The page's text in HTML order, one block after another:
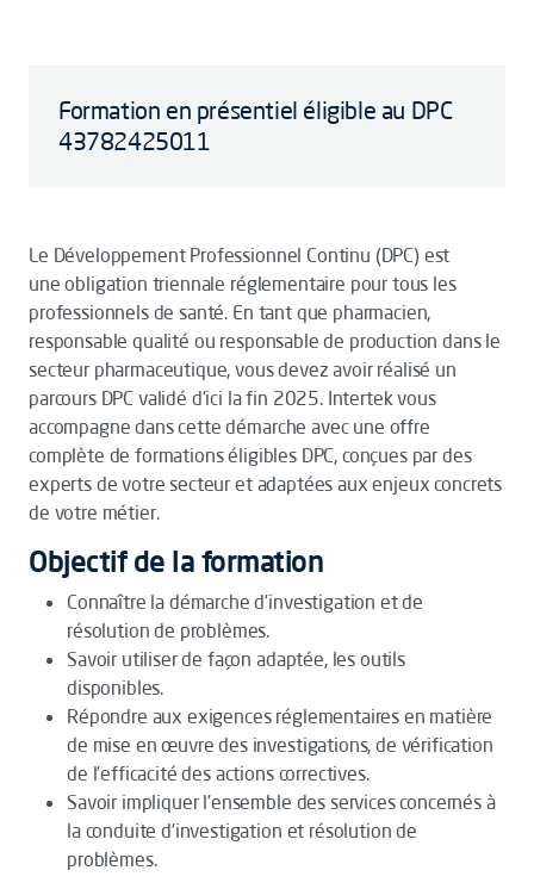
Formation en présentiel éligible au DPC
43782425011
Le Développement Professionnel Continu (DPC) est
une obligation triennale réglementaire pour tous les
professionnels de santé. En tant que pharmacien,
responsable qualité ou responsable de production dans le
secteur pharmaceutique, vous devez avoir réalisé un
parcours DPC validé d’ici la fin 2025. Intertek vous
accompagne dans cette démarche avec une offre
complète de formations éligibles DPC, conçues par des
experts de votre secteur et adaptées aux enjeux concrets
de votre métier.
Objectif de la formation
Connaître la démarche d’investigation et de
résolution de problèmes.
Savoir utiliser de façon adaptée, les outils
disponibles.
Répondre aux exigences réglementaires en matière
de mise en œuvre des investigations, de vérification
de l’efficacité des actions correctives.
Savoir impliquer l’ensemble des services concernés à
la conduite d’investigation et résolution de
problèmes.